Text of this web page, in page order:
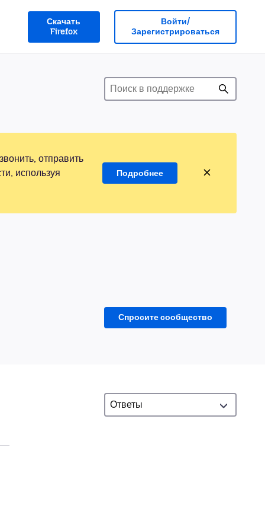
Скачать
Firefox
Войти/
Зарегистрироваться
отправить
используя
Подробнее
Спросите сообщество